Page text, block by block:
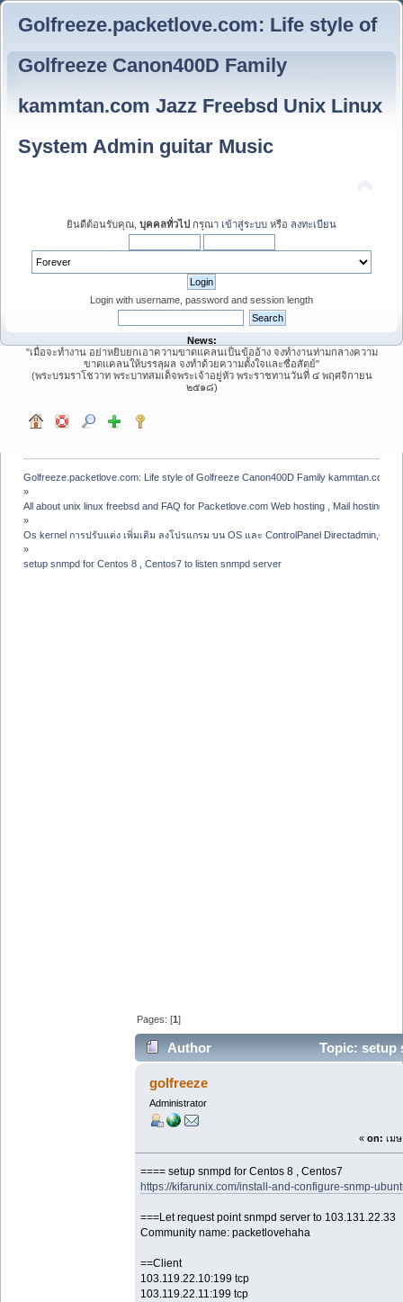
Golfreeze.packetlove.com: Life style of
Golfreeze Canon400D Family
kammtan.com Jazz Freebsd Unix Linux
System Admin guitar Music
ยินดีต้อนรับคุณ, บุคคลทั่วไป กรุณา เข้าสู่ระบบ หรือ ลงทะเบียน
Login with username, password and session length
News:
"เมื่อจะทำงาน อย่าหยิบยกเอาความขาดแคลนเป็นข้ออ้าง จงทำงานท่ามกลางความ
ขาดแคลนให้บรรลุผล จงทำด้วยความตั้งใจและซื่อสัตย์"
(พระบรมราโชวาท พระบาทสมเด็จพระเจ้าอยู่หัว พระราชทานวันที่ ๔ พฤศจิกายน
๒๕๑๘)
Golfreeze.packetlove.com: Life style of Golfreeze Canon400D Family kammtan.com
»
All about unix linux freebsd and FAQ for Packetlove.com Web hosting , Mail hosting ,
»
Os kernel การปรับแต่ง เพิ่มเติม ลงโปรแกรม บน OS และ ControlPanel
»
setup snmpd for Centos 8 , Centos7 to listen snmpd server
Pages: [1]
Author
Topic: setup
(Read 72792 times)
golfreeze
Administrator
« on: เม
==== setup snmpd for Centos 8 , Centos7
https://kifarunix.com/install-and-configure-snmp-
===Let request point snmpd server to 103.131.22.33
Community name: packetlovehaha
==Client
103.119.22.10:199 tcp
103.119.22.11:199 tcp